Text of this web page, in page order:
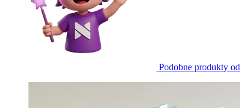
Podobne produkty od